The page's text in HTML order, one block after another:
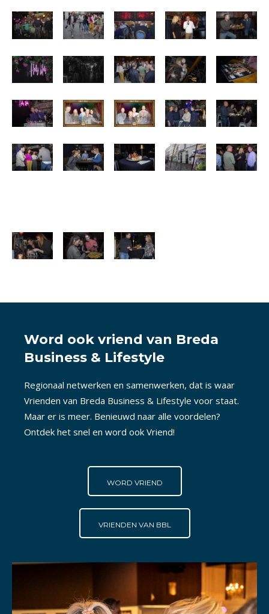
Word ook vriend van Breda
Business & Lifestyle
Regionaal netwerken en samenwerken, dat is waar
Vrienden van Breda Business & Lifestyle voor staat.
Maar er is meer. Benieuwd naar alle voordelen?
Ontdek het snel en word ook Vriend!
WORD VRIEND
VRIENDEN VAN BBL